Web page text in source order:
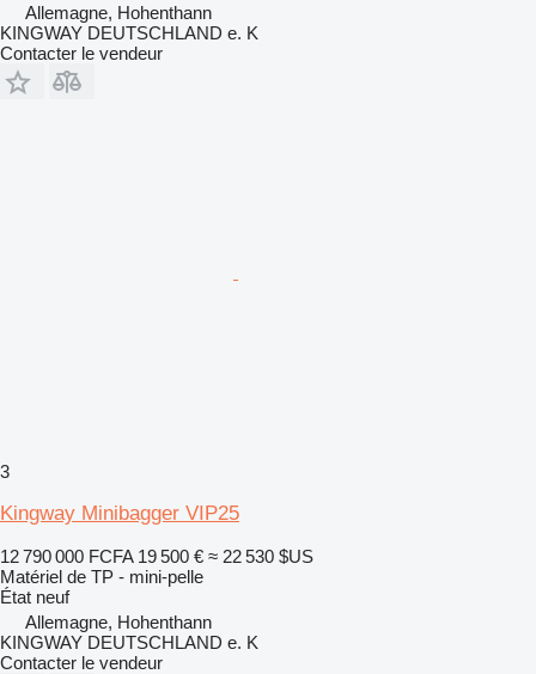
Allemagne, Hohenthann
KINGWAY DEUTSCHLAND e. K
Contacter le vendeur
3
Kingway Minibagger VIP25
12 790 000 FCFA 19 500 € ≈ 22 530 $US
Matériel de TP - mini-pelle
État neuf
Allemagne, Hohenthann
KINGWAY DEUTSCHLAND e. K
Contacter le vendeur